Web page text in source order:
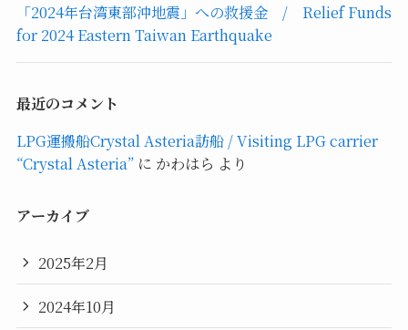
「2024年台湾東部沖地震」への救援金 / Relief Funds
for 2024 Eastern Taiwan Earthquake
最近のコメント
LPG運搬船Crystal Asteria訪船 / Visiting LPG carrier
“Crystal Asteria”に かわはら より
アーカイブ
2025年2月
2024年10月